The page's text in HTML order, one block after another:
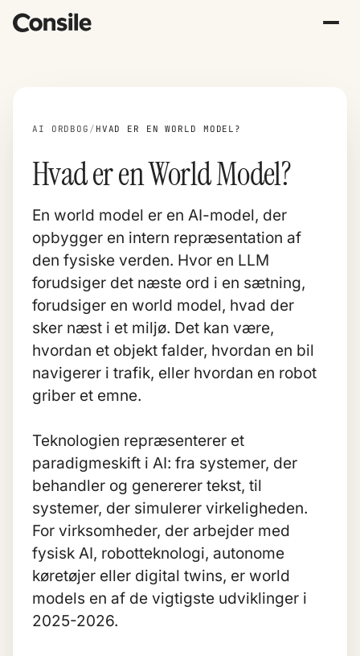
AI ORDBOG / HVAD ER EN WORLD MODEL?
Hvad er en World Model?
En world model er en AI-model, der
opbygger en intern repræsentation af
den fysiske verden. Hvor en LLM
forudsiger det næste ord i en sætning,
forudsiger en world model, hvad der
sker næst i et miljø. Det kan være,
hvordan et objekt falder, hvordan en bil
navigerer i trafik, eller hvordan en robot
griber et emne.
Teknologien repræsenterer et
paradigmeskift i AI: fra systemer, der
behandler og genererer tekst, til
systemer, der simulerer virkeligheden.
For virksomheder, der arbejder med
fysisk AI, robotteknologi, autonome
køretøjer eller digital twins, er world
models en af de vigtigste udviklinger i
2025-2026.